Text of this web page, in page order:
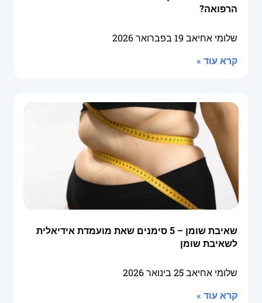
הרפואה?
שלומי אחיאב 19 בפברואר 2026
קרא עוד »
שאיבת שומן – 5 סימנים שאת מועמדת אידיאלית
לשאיבת שומן
שלומי אחיאב25 בינואר 2026
קרא עוד »